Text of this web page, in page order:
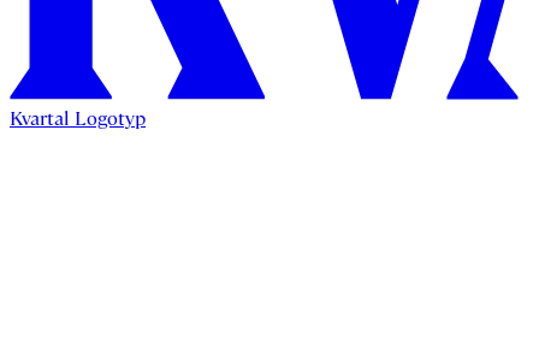
Kvartal Logotyp